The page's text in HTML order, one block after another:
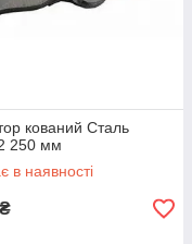
кований Сталь
250 мм
в наявності
₴